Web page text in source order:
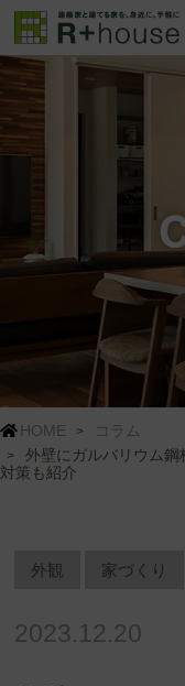
HOME
コラム
外壁にガルバリウム
対策も紹介
外観 家づくり
2023.12.20